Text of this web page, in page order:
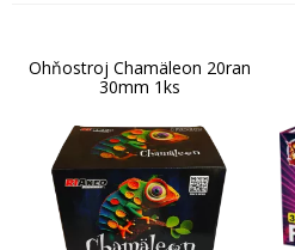
Ohňostroj Chamäleon 20ran
30mm 1ks